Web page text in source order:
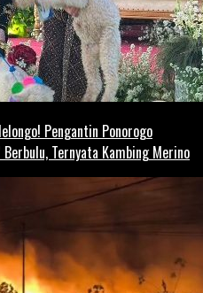
Pengantin Ponorogo
Berbulu, Ternyata Kambing Merino